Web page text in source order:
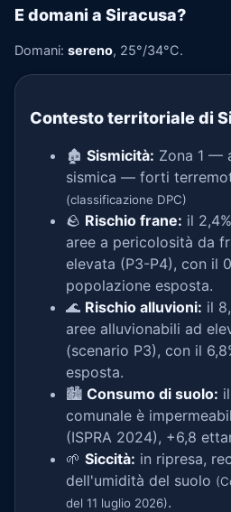
E domani a Siracusa?
Domani: sereno, 25°/34°C.
Contesto territoriale di
🏚️ Sismicità: Zona 1 —
sismica — forti
(classificazione DPC)
🪨 Rischio frane: il
aree a pericolosità da
elevata (P3-P4), con il
popolazione esposta.
🌊 Rischio alluvioni: il
aree alluvionabili ad
(scenario P3), con il
esposta.
🏙️ Consumo di suolo:
comunale è
(ISPRA 2024), +6,8
🌱 Siccità: in ripresa,
dell'umidità del suolo
del 11 luglio 2026).